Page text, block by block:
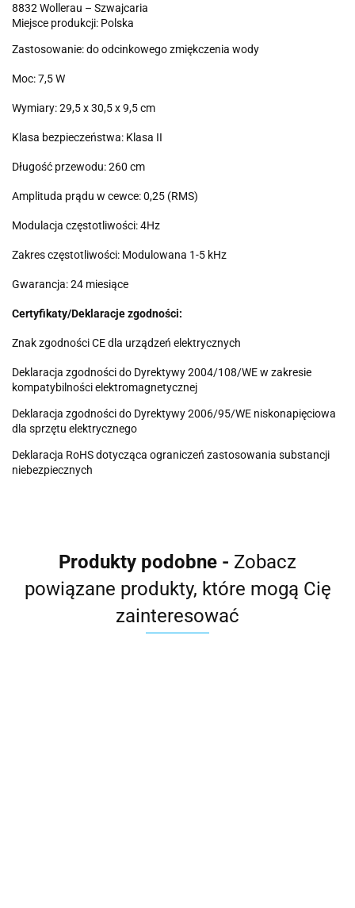
8832 Wollerau – Szwajcaria
Miejsce produkcji: Polska
Zastosowanie: do odcinkowego zmiękczenia wody
Moc: 7,5 W
Wymiary: 29,5 x 30,5 x 9,5 cm
Klasa bezpieczeństwa: Klasa II
Długość przewodu: 260 cm
Amplituda prądu w cewce: 0,25 (RMS)
Modulacja częstotliwości: 4Hz
Zakres częstotliwości: Modulowana 1-5 kHz
Gwarancja: 24 miesiące
Certyfikaty/Deklaracje zgodności:
Znak zgodności CE dla urządzeń elektrycznych
Deklaracja zgodności do Dyrektywy 2004/108/WE w zakresie
kompatybilności elektromagnetycznej
Deklaracja zgodności do Dyrektywy 2006/95/WE niskonapięciowa
dla sprzętu elektrycznego
Deklaracja RoHS dotycząca ograniczeń zastosowania substancji
niebezpiecznych
Produkty podobne - Zobacz
powiązane produkty, które mogą Cię
zainteresować